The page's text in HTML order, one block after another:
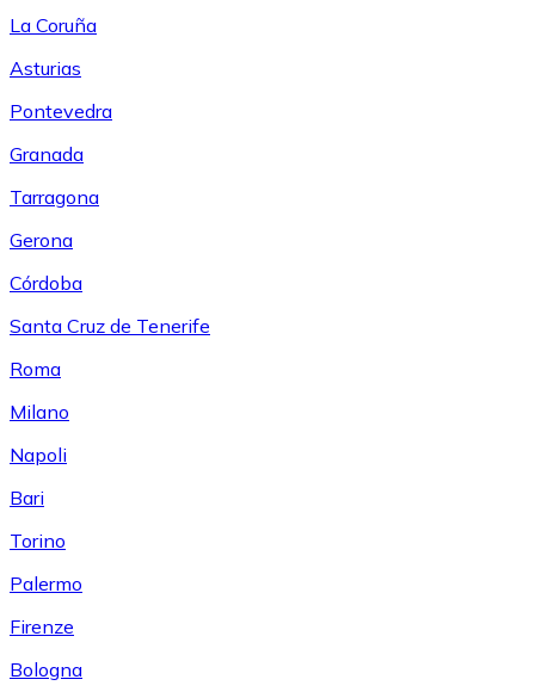
La Coruña
Asturias
Pontevedra
Granada
Tarragona
Gerona
Córdoba
Santa Cruz de Tenerife
Roma
Milano
Napoli
Bari
Torino
Palermo
Firenze
Bologna